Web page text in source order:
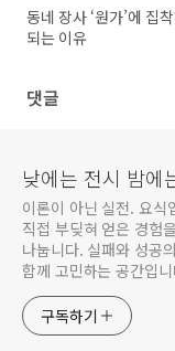
동네 장사 ‘원가’에 집
되는 이유
댓글
낮에는 전시 밤에
이론이 아닌 실전. 요식
직접 부딪혀 얻은 경험
나눕니다. 실패와 성공
함께 고민하는 공간입
구독하기